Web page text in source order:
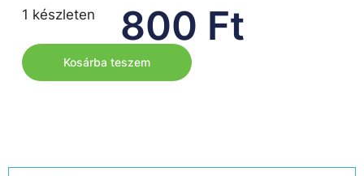
800 Ft
1 készleten
Kosárba teszem